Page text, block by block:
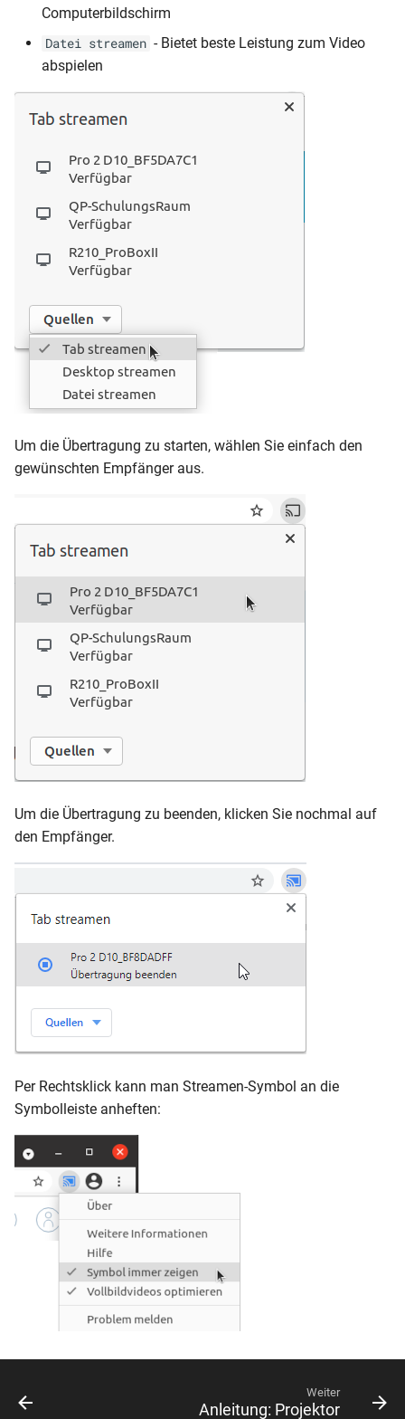
Computerbildschirm
Datei streamen - Bietet beste Leistung zum Video
abspielen
Um die Übertragung zu starten, wählen Sie einfach den
gewünschten Empfänger aus.
Um die Übertragung zu beenden, klicken Sie nochmal auf
den Empfänger.
Per Rechtsklick kann man Streamen-Symbol an die
Symbolleiste anheften:
Weiter
Anleitung: Projektor